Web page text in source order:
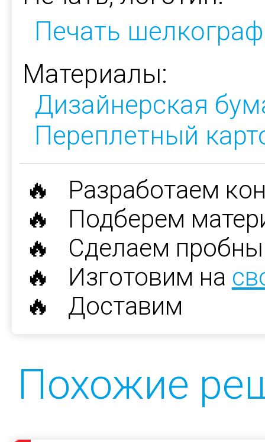
Печать
Материалы:
Дизайнерская
Переплетный
🔥 Разработаем
🔥 Подберем
🔥 Сделаем
🔥 Изготовим на
🔥 Доставим
Похожие